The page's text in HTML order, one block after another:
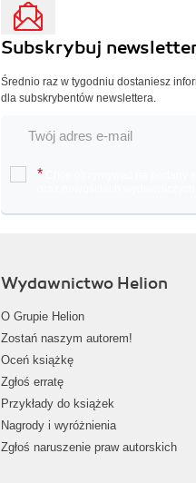
Subskrybuj
Średnio raz w tygodniu dostaniesz
dla subskrybentów newslettera.
*
Wydawnictwo Helion
O Grupie Helion
Zostań naszym autorem!
Oceń książkę
Zgłoś erratę
Przykłady do książek
Nagrody i wyróżnienia
Zgłoś naruszenie praw autorskich